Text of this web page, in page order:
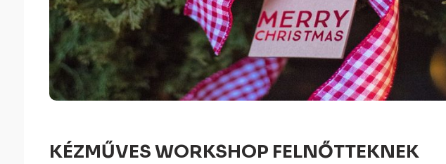
KÉZMŰVES WORKSHOP FELNŐTTEKNEK